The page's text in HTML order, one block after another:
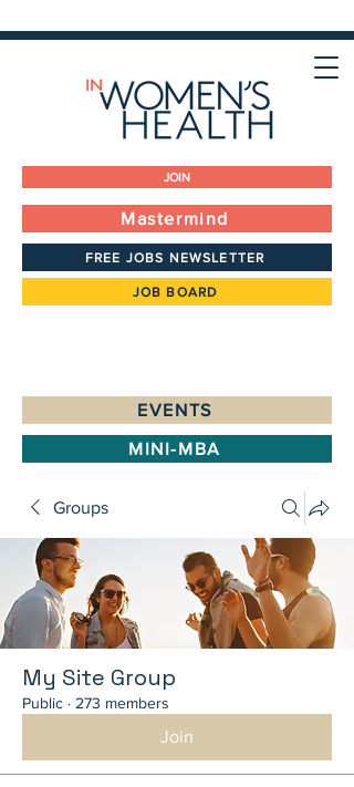
JOIN
Mastermind
FREE JOBS NEWSLETTER
JOB BOARD
EVENTS
MINI-MBA
Groups
My Site Group
Public · 273 members
Join